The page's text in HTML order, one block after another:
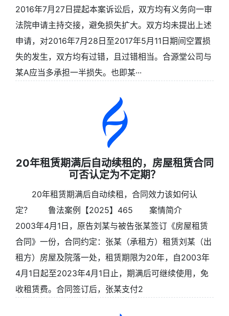
2016年7月27日提起本案诉讼后，双方均有义务向一审
法院申请主持交接，避免损失扩大。双方均未提出上述
申请，对2016年7月28日至2017年5月11日期间空置损
失的发生，双方均有过错，且过错相当。合源堂公司与
某A应当多承担一半损失。也即某···
20年租赁期满后自动续租的，房屋租赁合同
可否认定为不定期？
20年租赁期满后自动续租，合同效力该如何认
定？ 鲁法案例【2025】465 案情简介
2003年4月1日，原告刘某与被告张某签订《房屋租赁
合同》一份，合同约定：张某（承租方）租赁刘某（出
租方）房屋及院落一处，租赁期限为20年，自2003年
4月1日起至2023年4月1日止，期满后可继续使用，免
收租赁费。合同签订后，张某支付2